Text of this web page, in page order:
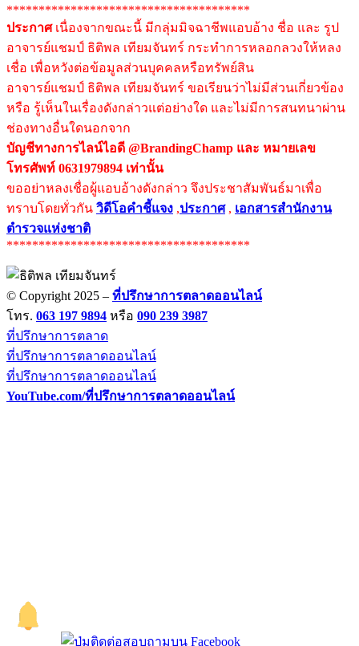
**************************************
ประกาศเนื่องจากขณะนี้ มีกลุ่มมิจฉาชีพแอบอ้าง ชื่อ และ รูป
อาจารย์แชมป์ ธิติพล เทียมจันทร์ กระทำการหลอกลวงให้หลง
เชื่อ เพื่อหวังต่อข้อมูลส่วนบุคคลหรือทรัพย์สิน
อาจารย์แชมป์ ธิติพล เทียมจันทร์ ขอเรียนว่าไม่มีส่วนเกี่ยวข้อง
หรือ รู้เห็นในเรื่องดังกล่าวแต่อย่างใด และไม่มีการสนทนาผ่าน
ช่องทางอื่นใดนอกจาก
บัญชีทางการไลน์ไอดี @BrandingChamp และ หมายเลข
โทรศัพท์ 0631979894 เท่านั้น
ขออย่าหลงเชื่อผู้แอบอ้างดังกล่าว จึงประชาสัมพันธ์มาเพื่อ
ทราบโดยทั่วกัน วิดีโอคำชี้แจง ,ประกาศ, เอกสารสำนักงาน
ตำรวจแห่งชาติ
**************************************
© Copyright 2025 – ที่ปรึกษาการตลาดออนไลน์
โทร. 063 197 9894 หรือ 090 239 3987
ที่ปรึกษาการตลาด
ที่ปรึกษาการตลาดออนไลน์
ที่ปรึกษาการตลาดออนไลน์
YouTube.com/ที่ปรึกษาการตลาดออนไลน์